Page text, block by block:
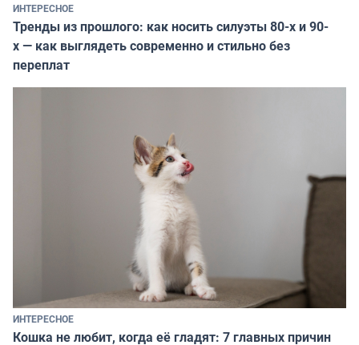
ИНТЕРЕСНОЕ
Тренды из прошлого: как носить силуэты 80-х и 90-
х — как выглядеть современно и стильно без
переплат
ИНТЕРЕСНОЕ
Кошка не любит, когда её гладят: 7 главных причин